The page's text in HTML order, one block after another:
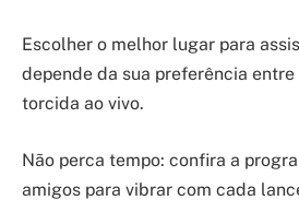
Escolher o melhor lugar para
depende da sua preferência entre
torcida ao vivo.
Não perca tempo: confira a
amigos para vibrar com cada